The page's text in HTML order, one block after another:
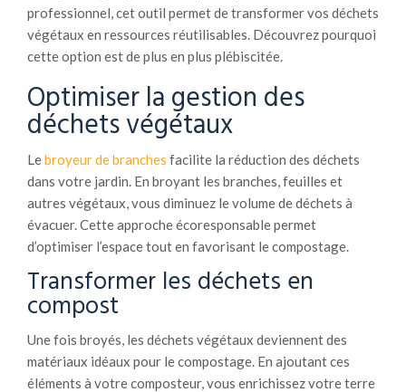
professionnel, cet outil permet de transformer vos déchets
végétaux en ressources réutilisables. Découvrez pourquoi
cette option est de plus en plus plébiscitée.
Optimiser la gestion des
déchets végétaux
Lebroyeur de branches facilite la réduction des déchets
dans votre jardin. En broyant les branches, feuilles et
autres végétaux, vous diminuez le volume de déchets à
évacuer. Cette approche écoresponsable permet
d’optimiser l’espace tout en favorisant le compostage.
Transformer les déchets en
compost
Une fois broyés, les déchets végétaux deviennent des
matériaux idéaux pour le compostage. En ajoutant ces
éléments à votre composteur, vous enrichissez votre terre